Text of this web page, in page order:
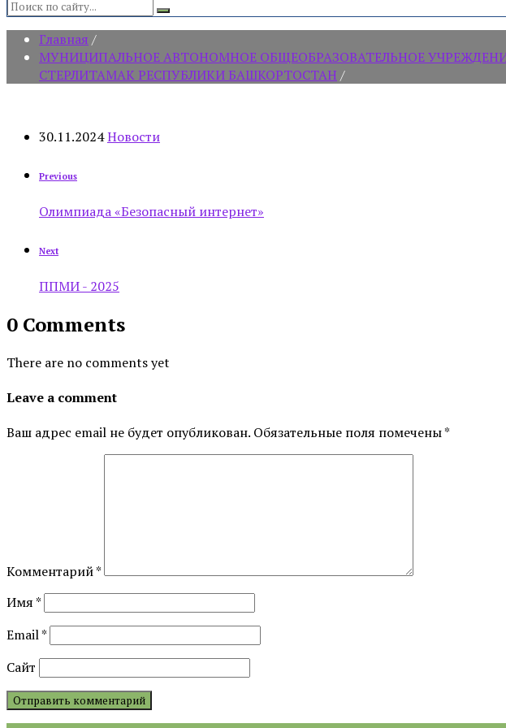
Search:
Главная /
МУНИЦИПАЛЬНОЕ АВТОНОМНОЕ ОБЩЕОБРАЗОВАТЕЛЬНОЕ
СТЕРЛИТАМАК РЕСПУБЛИКИ БАШКОРТОСТАН /
30.11.2024Новости
Previous
Олимпиада «Безопасный интернет»
Next
ППМИ - 2025
0 Comments
There are no comments yet
Leave a comment
Ваш адрес email не будет опубликован. Обязательные поля помечены*
Комментарий*
Имя*
Email*
Сайт